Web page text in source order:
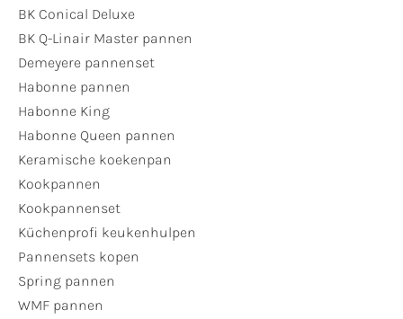
BK Conical Deluxe
BK Q-Linair Master pannen
Demeyere pannenset
Habonne pannen
Habonne King
Habonne Queen pannen
Keramische koekenpan
Kookpannen
Kookpannenset
Küchenprofi keukenhulpen
Pannensets kopen
Spring pannen
WMF pannen